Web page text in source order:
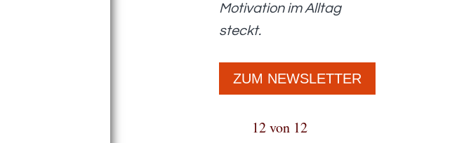
Motivation im Alltag
steckt.
ZUM NEWSLETTER
12 von 12